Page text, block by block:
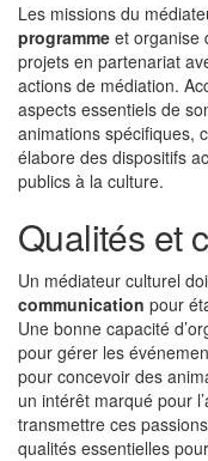
Les missions du
programme et organise
projets en partenariat
actions de médiation.
aspects essentiels de
animations spécifiques,
élabore des dispositifs
publics à la culture.
Qualités et
Un médiateur culturel
communication pour
Une bonne capacité
pour gérer les
pour concevoir des
un intérêt marqué pour
transmettre ces
qualités essentielles